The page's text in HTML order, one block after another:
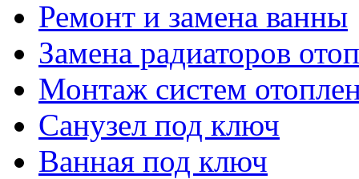
Ремонт и замена ванны
Замена радиаторов
Монтаж систем
Санузел под ключ
Ванная под ключ